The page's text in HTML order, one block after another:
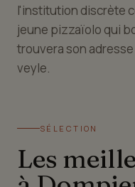
l'institution discrète
jeune pizzaïolo qui
trouvera son
veyle.
SÉLECTION
Les